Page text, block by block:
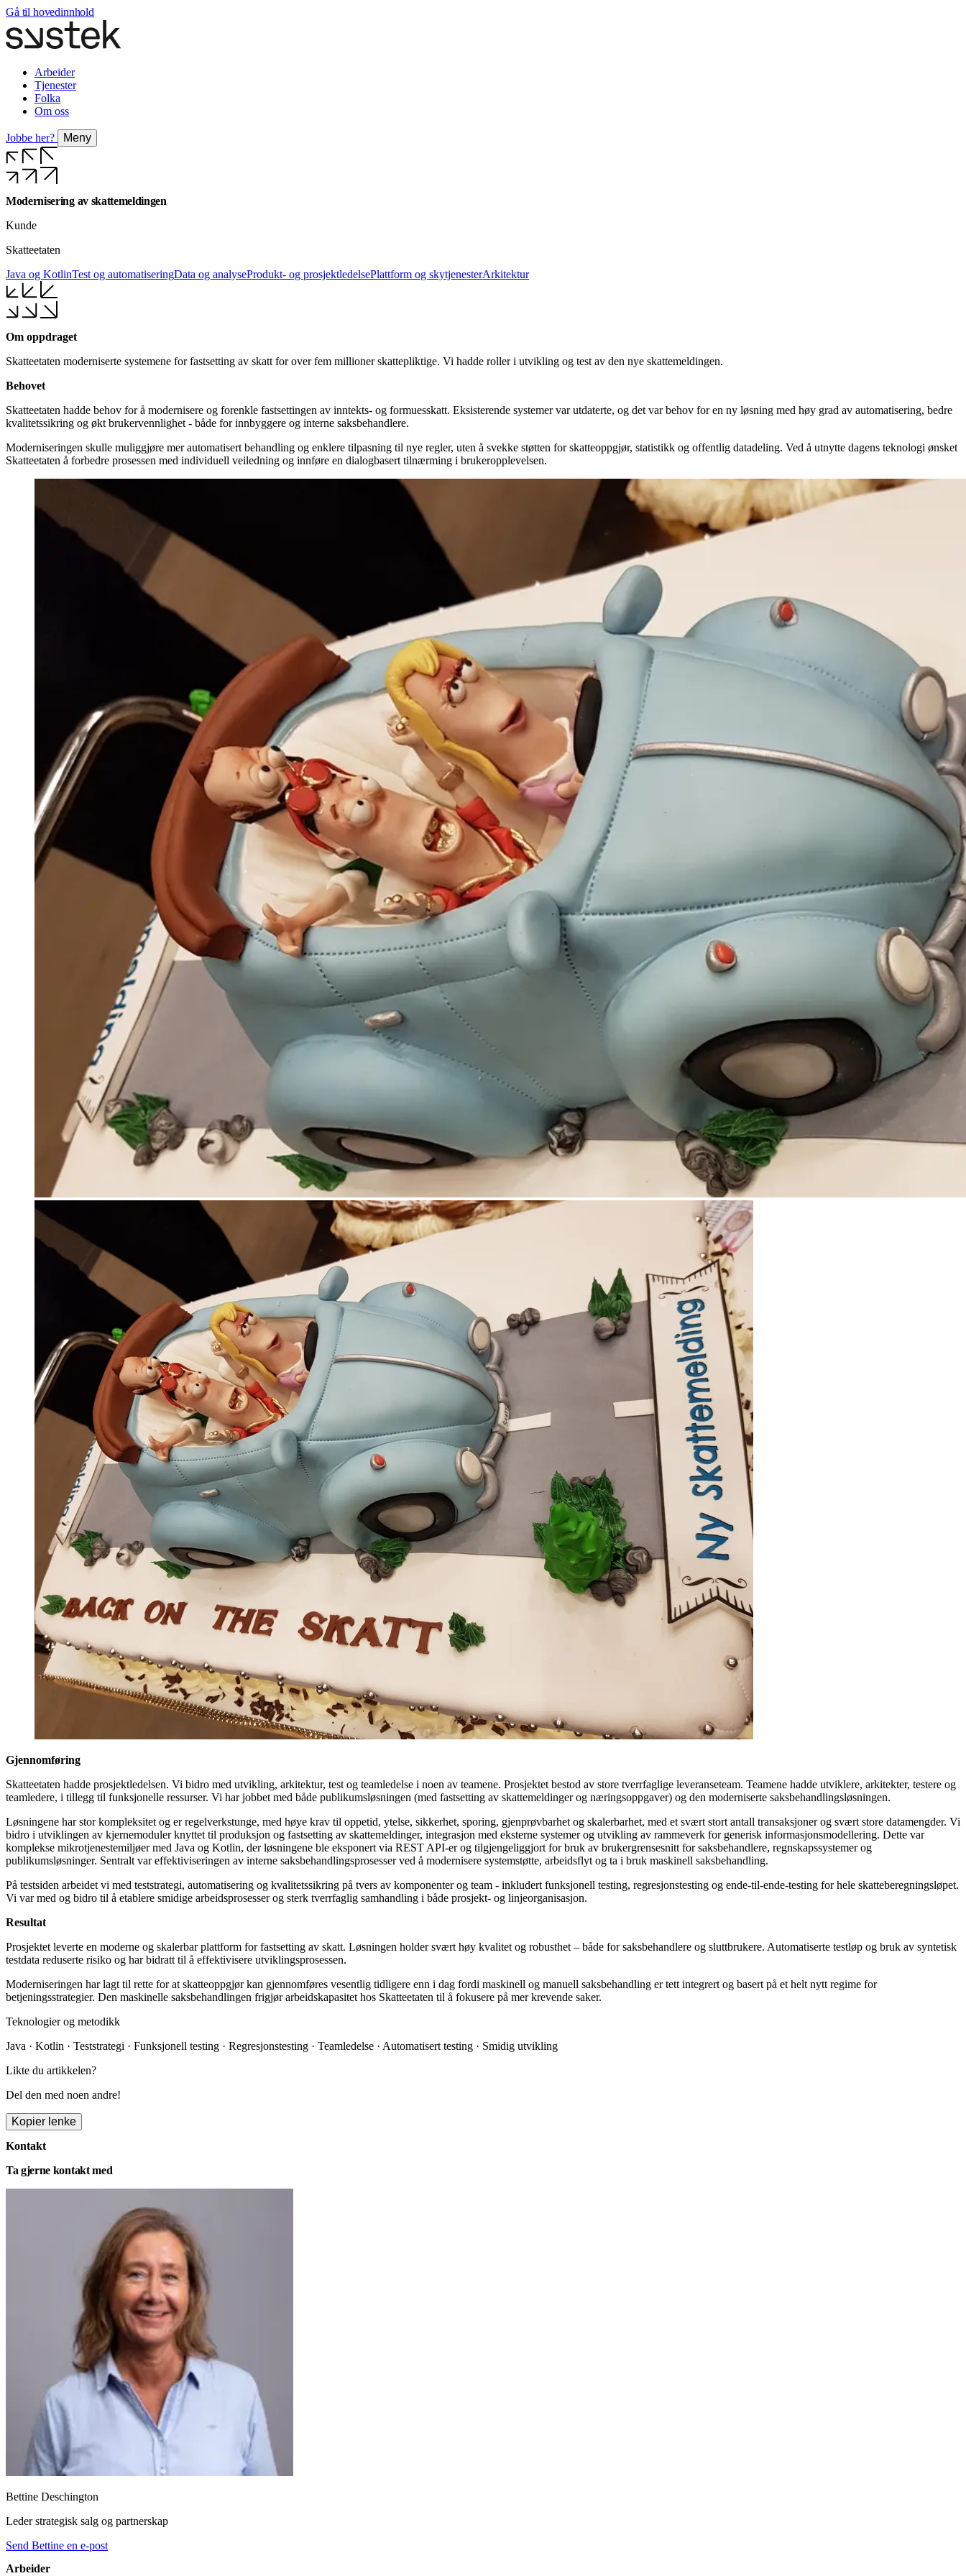
Gå til hovedinnhold
Arbeider
Tjenester
Folka
Om oss
Jobbe her? Meny
Modernisering av skattemeldingen
Kunde
Skatteetaten
Java og KotlinTest og automatiseringData og analyseProdukt- og prosjektledelsePlattform og skytjenesterArkitektur
Om oppdraget
Skatteetaten moderniserte systemene for fastsetting av skatt for over fem millioner skattepliktige. Vi hadde roller i utvikling og test av den nye skattemeldingen.
Behovet
Skatteetaten hadde behov for å modernisere og forenkle fastsettingen av inntekts- og formuesskatt. Eksisterende systemer var utdaterte, og det var behov for en ny løsning med høy grad av automatisering, bedre
kvalitetssikring og økt brukervennlighet - både for innbyggere og interne saksbehandlere.
Moderniseringen skulle muliggjøre mer automatisert behandling og enklere tilpasning til nye regler, uten å svekke støtten for skatteoppgjør, statistikk og offentlig datadeling. Ved å utnytte dagens teknologi ønsket
Skatteetaten å forbedre prosessen med individuell veiledning og innføre en dialogbasert tilnærming i brukeropplevelsen.
Gjennomføring
Skatteetaten hadde prosjektledelsen. Vi bidro med utvikling, arkitektur, test og teamledelse i noen av teamene. Prosjektet bestod av store tverrfaglige leveranseteam. Teamene hadde utviklere, arkitekter, testere og
teamledere, i tillegg til funksjonelle ressurser. Vi har jobbet med både publikumsløsningen (med fastsetting av skattemeldinger og næringsoppgaver) og den moderniserte saksbehandlingsløsningen.
Løsningene har stor kompleksitet og er regelverkstunge, med høye krav til oppetid, ytelse, sikkerhet, sporing, gjenprøvbarhet og skalerbarhet, med et svært stort antall transaksjoner og svært store datamengder. Vi
bidro i utviklingen av kjernemoduler knyttet til produksjon og fastsetting av skattemeldinger, integrasjon med eksterne systemer og utvikling av rammeverk for generisk informasjonsmodellering. Dette var
komplekse mikrotjenestemiljøer med Java og Kotlin, der løsningene ble eksponert via REST API-er og tilgjengeliggjort for bruk av brukergrensesnitt for saksbehandlere, regnskapssystemer og
publikumsløsninger. Sentralt var effektiviseringen av interne saksbehandlingsprosesser ved å modernisere systemstøtte, arbeidsflyt og ta i bruk maskinell saksbehandling.
På testsiden arbeidet vi med teststrategi, automatisering og kvalitetssikring på tvers av komponenter og team - inkludert funksjonell testing, regresjonstesting og ende-til-ende-testing for hele skatteberegningsløpet.
Vi var med og bidro til å etablere smidige arbeidsprosesser og sterk tverrfaglig samhandling i både prosjekt- og linjeorganisasjon.
Resultat
Prosjektet leverte en moderne og skalerbar plattform for fastsetting av skatt. Løsningen holder svært høy kvalitet og robusthet – både for saksbehandlere og sluttbrukere. Automatiserte testløp og bruk av syntetisk
testdata reduserte risiko og har bidratt til å effektivisere utviklingsprosessen.
Moderniseringen har lagt til rette for at skatteoppgjør kan gjennomføres vesentlig tidligere enn i dag fordi maskinell og manuell saksbehandling er tett integrert og basert på et helt nytt regime for
betjeningsstrategier. Den maskinelle saksbehandlingen frigjør arbeidskapasitet hos Skatteetaten til å fokusere på mer krevende saker.
Teknologier og metodikk
Java · Kotlin · Teststrategi · Funksjonell testing · Regresjonstesting · Teamledelse · Automatisert testing · Smidig utvikling
Likte du artikkelen?
Del den med noen andre!
Kopier lenke
Kontakt
Ta gjerne kontakt med
Bettine Deschington
Leder strategisk salg og partnerskap
Send Bettine en e-post
Arbeider